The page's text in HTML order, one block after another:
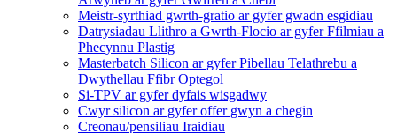
Meistr-syrthiad gwrth-gratio ar gyfer gwadn esgidiau
Datrysiadau Llithro a Gwrth-Flocio ar gyfer Ffilmiau a
Phecynnu Plastig
Masterbatch Silicon ar gyfer Pibellau Telathrebu a
Dwythellau Ffibr Optegol
Si-TPV ar gyfer dyfais wisgadwy
Cwyr silicon ar gyfer offer gwyn a chegin
Creonau/pensiliau Iraidiau